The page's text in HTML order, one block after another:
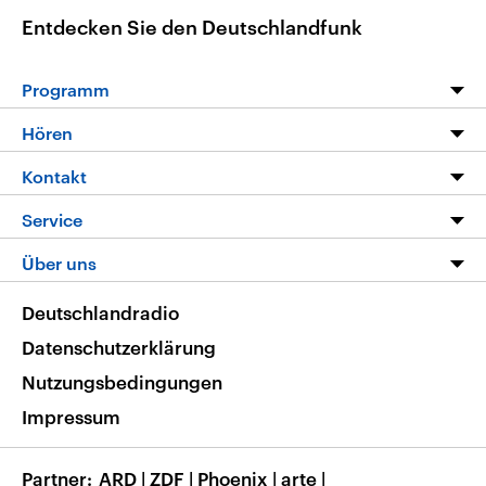
Entdecken Sie den Deutschlandfunk
Programm
Programm
Die Nachrichten
Nachrichtenleicht
Neue Beiträge auf dlf.de
Hören
Livestream
Podcasts
Deutschlandfunk App
Nachrichten App
Frequenzen
Kontakt
Hörerservice
Service
FAQ
Veranstaltungen
Musikliste
RSS
Über uns
Barrierefreiheit
Deutschlandradio
Datenschutzerklärung
Nutzungsbedingungen
Impressum
Partner ARD | ZDF | Phoenix | arte |